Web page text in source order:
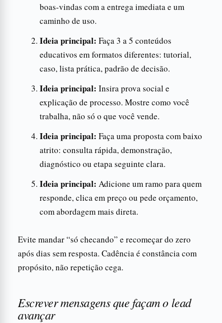
boas-vindas com a entrega imediata e um
caminho de uso.
Ideia principal: Faça 3 a 5 conteúdos
educativos em formatos diferentes: tutorial,
caso, lista prática, padrão de decisão.
Ideia principal: Insira prova social e
explicação de processo. Mostre como você
trabalha, não só o que você vende.
Ideia principal: Faça uma proposta com baixo
atrito: consulta rápida, demonstração,
diagnóstico ou etapa seguinte clara.
Ideia principal: Adicione um ramo para quem
responde, clica em preço ou pede orçamento,
com abordagem mais direta.
Evite mandar “só checando” e recomeçar do zero
após dias sem resposta. Cadência é constância com
propósito, não repetição cega.
Escrever mensagens que façam o lead
avançar